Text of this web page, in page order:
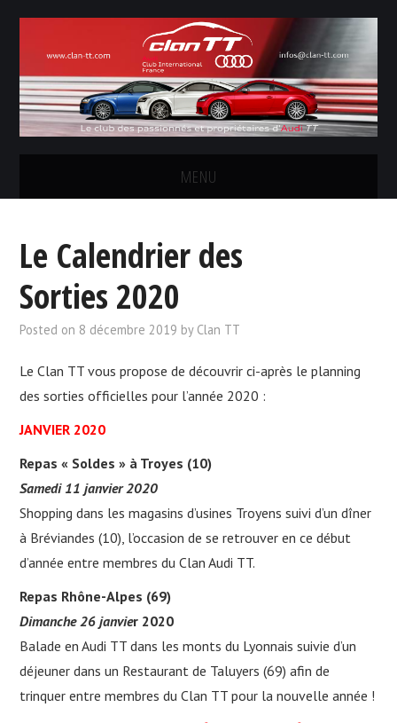
MENU
LES SORTIES
CONCOURS PHOTOS
NOUS CONTACTER
Le Calendrier des
Sorties 2020
Posted on 8 décembre 2019 by Clan TT
Le Clan TT vous propose de découvrir ci-après le planning
des sorties officielles pour l’année 2020 :
JANVIER 2020
Repas « Soldes » à Troyes (10)
Samedi 11 janvier 2020
Shopping dans les magasins d’usines Troyens suivi d’un dîner
à Bréviandes (10), l’occasion de se retrouver en ce début
d’année entre membres du Clan Audi TT.
Repas Rhône-Alpes (69)
Dimanche 26 janvier 2020
Balade en Audi TT dans les monts du Lyonnais suivie d’un
déjeuner dans un Restaurant de Taluyers (69) afin de
trinquer entre membres du Clan TT pour la nouvelle année !